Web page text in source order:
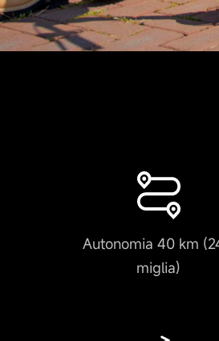
Autonomia 40 km
miglia)